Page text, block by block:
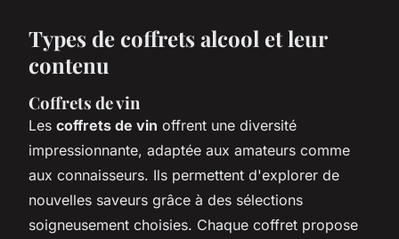
Types de coffrets alcool et leur
contenu
Coffrets de vin
Les coffrets de vin offrent une diversité
impressionnante, adaptée aux amateurs comme
aux connaisseurs. Ils permettent d'explorer de
nouvelles saveurs grâce à des sélections
soigneusement choisies. Chaque coffret propose